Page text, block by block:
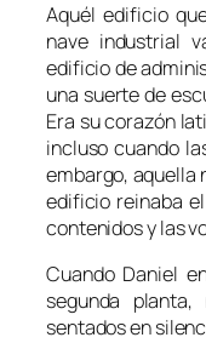
Aquél edificio
nave industrial
edificio de
una suerte de
Era su corazón
incluso cuando
embargo, aquella
edificio reinaba
contenidos y las
Cuando Daniel
segunda
sentados en